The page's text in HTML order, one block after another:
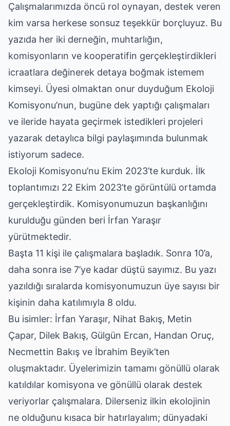
Çalışmalarımızda öncü rol oynayan, destek veren
kim varsa herkese sonsuz teşekkür borçluyuz. Bu
yazıda her iki derneğin, muhtarlığın,
komisyonların ve kooperatifin gerçekleştirdikleri
icraatlara değinerek detaya boğmak istemem
kimseyi. Üyesi olmaktan onur duyduğum Ekoloji
Komisyonu’nun, bugüne dek yaptığı çalışmaları
ve ileride hayata geçirmek istedikleri projeleri
yazarak detaylıca bilgi paylaşımında bulunmak
istiyorum sadece.
Ekoloji Komisyonu’nu Ekim 2023’te kurduk. İlk
toplantımızı 22 Ekim 2023’te görüntülü ortamda
gerçekleştirdik. Komisyonumuzun başkanlığını
kurulduğu günden beri İrfan Yaraşır
yürütmektedir.
Başta 11 kişi ile çalışmalara başladık. Sonra 10’a,
daha sonra ise 7’ye kadar düştü sayımız. Bu yazı
yazıldığı sıralarda komisyonumuzun üye sayısı bir
kişinin daha katılımıyla 8 oldu.
Bu isimler: İrfan Yaraşır, Nihat Bakış, Metin
Çapar, Dilek Bakış, Gülgün Ercan, Handan Oruç,
Necmettin Bakış ve İbrahim Beyik’ten
oluşmaktadır. Üyelerimizin tamamı gönüllü olarak
katıldılar komisyona ve gönüllü olarak destek
veriyorlar çalışmalara. Dilerseniz ilkin ekolojinin
ne olduğunu kısaca bir hatırlayalım; dünyadaki